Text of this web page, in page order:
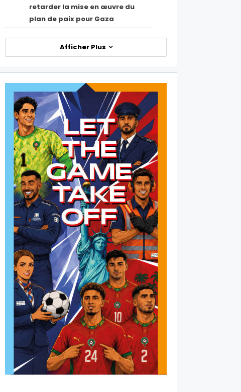
retarder la mise en œuvre du
plan de paix pour Gaza
Afficher Plus